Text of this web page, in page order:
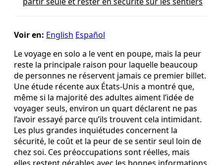
Voir en: English Español
Le voyage en solo a le vent en poupe, mais la peur
reste la principale raison pour laquelle beaucoup
de personnes ne réservent jamais ce premier billet.
Une étude récente aux États-Unis a montré que,
même si la majorité des adultes aiment l’idée de
voyager seuls, environ un quart déclarent ne pas
l’avoir essayé parce qu’ils trouvent cela intimidant.
Les plus grandes inquiétudes concernent la
sécurité, le coût et la peur de se sentir seul loin de
chez soi. Ces préoccupations sont réelles, mais